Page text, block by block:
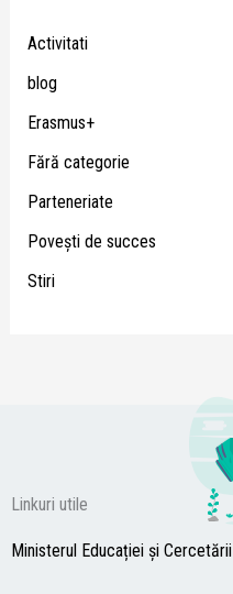
Activitati
blog
Erasmus+
Fără categorie
Parteneriate
Poveşti de succes
Stiri
Linkuri utile
Ministerul Educației și Cercetării